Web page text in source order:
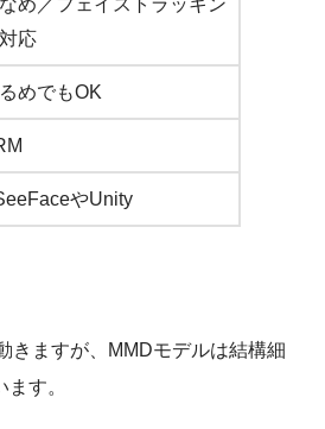
応
めでもOK
やUnity
きますが、MMDモデルは結構細
す。